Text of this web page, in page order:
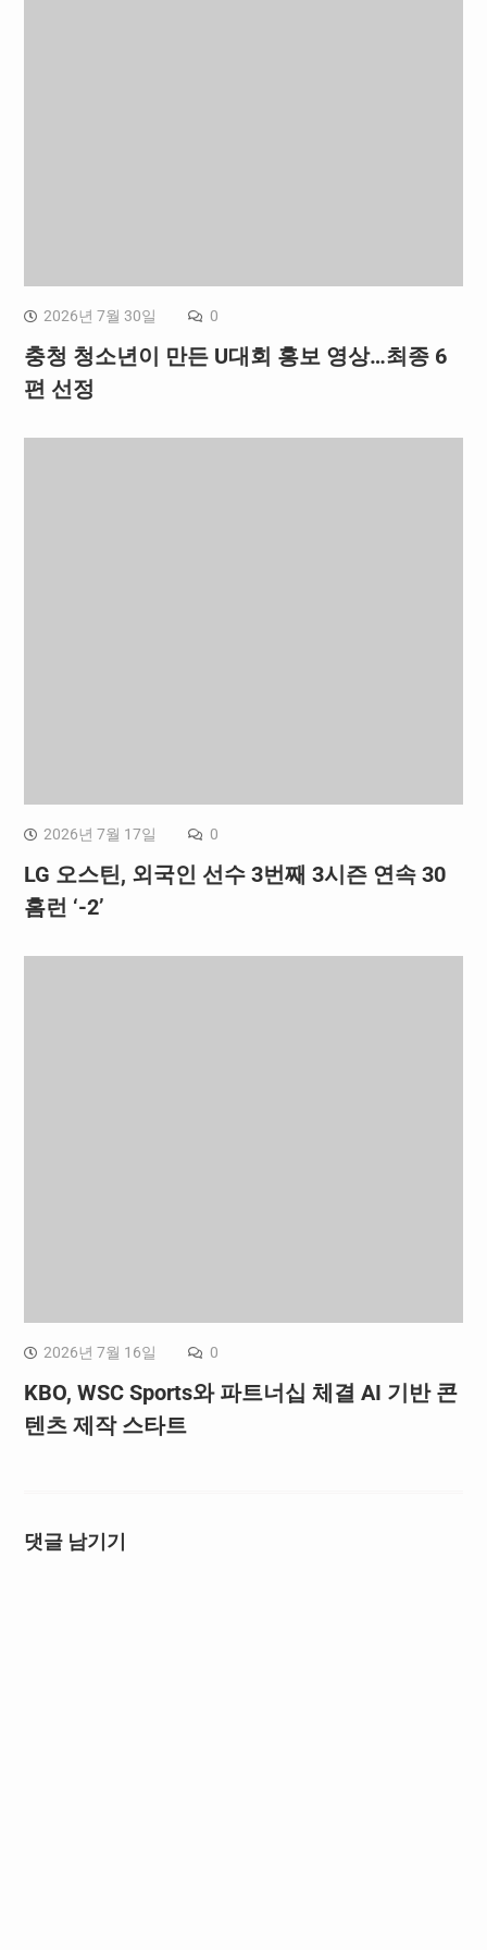
2026년 7월 30일 0
충청 청소년이 만든 U대회 홍보 영상…최종 6
편 선정
2026년 7월 17일 0
LG 오스틴, 외국인 선수 3번째 3시즌 연속 30
홈런 ‘-2’
2026년 7월 16일 0
KBO, WSC Sports와 파트너십 체결 AI 기반 콘
텐츠 제작 스타트
댓글 남기기